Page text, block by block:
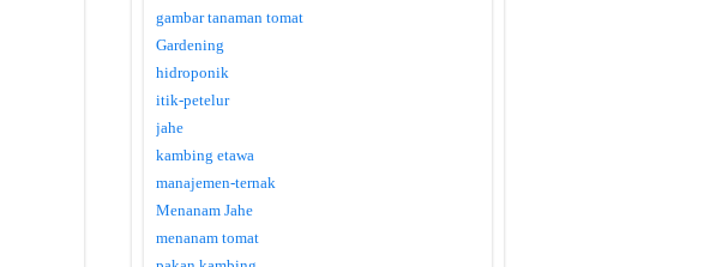
gambar tanaman tomat
Gardening
hidroponik
itik-petelur
jahe
kambing etawa
manajemen-ternak
Menanam Jahe
menanam tomat